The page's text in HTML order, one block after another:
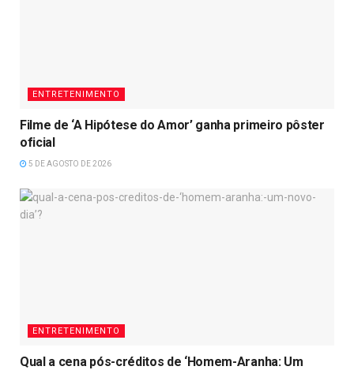
ENTRETENIMENTO
Filme de ‘A Hipótese do Amor’ ganha primeiro pôster
oficial
5 DE AGOSTO DE 2026
ENTRETENIMENTO
Qual a cena pós-créditos de ‘Homem-Aranha: Um